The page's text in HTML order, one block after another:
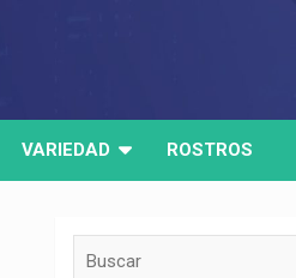
VARIEDAD ROSTROS